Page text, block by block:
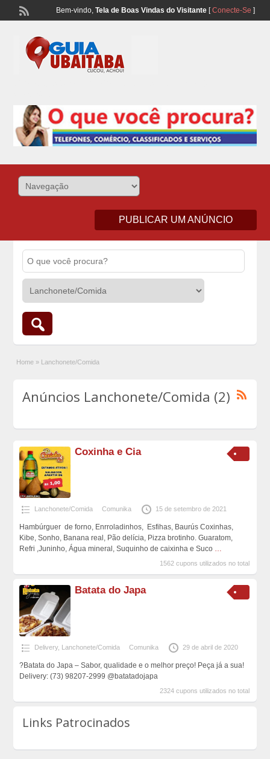
Bem-vindo, Tela de Boas Vindas do Visitante[Conecte-Se ]
PUBLICAR UM ANÚNCIO
Home » Lanchonete/Comida
Anúncios Lanchonete/Comida (2)
Coxinha e Cia
Lanchonete/Comida Comunika 15 de setembro de 2021
Hambúrguer de forno, Enrroladinhos, Esfihas, Baurús Coxinhas,
Kibe, Sonho, Banana real, Pão delícia, Pizza brotinho. Guaratom,
Refri ,Juninho, Água mineral, Suquinho de caixinha e Suco …
1562 cupons utilizados no total
Batata do Japa
Delivery, Lanchonete/Comida Comunika 29 de abril de 2020
?Batata do Japa – Sabor, qualidade e o melhor preço! Peça já a sua!
Delivery: (73) 98207-2999 @batatadojapa
2324 cupons utilizados no total
Links Patrocinados